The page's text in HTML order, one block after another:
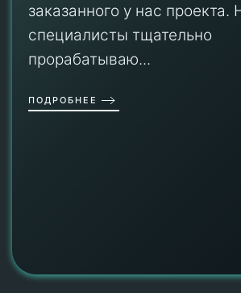
заказанного у нас проекта.
специалисты тщательно
прорабатываю...
ПОДРОБНЕЕ